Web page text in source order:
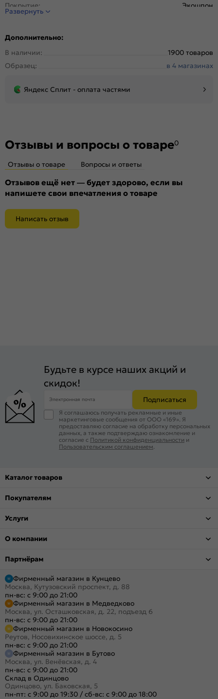
Покрытие:
Экошпон
Развернуть
Дополнительно:
В наличии:
1900 товаров
Образец:
в 4 магазинах
Яндекс Сплит - оплата частями
Отзывы и вопросы о товаре0
Отзывы о товаре Вопросы и ответы
Отзывов ещё нет — будет здорово, если вы
напишете свои впечатления о товаре
Написать отзыв
Будьте в курсе наших акций и
скидок!
Электронная почта Подписаться
Я соглашаюсь получать рекламные и иные
маркетинговые сообщения от ООО «169». Я
предоставляю согласие на обработку персональных
данных, а также подтверждаю ознакомление и
согласие с Политикой конфиденциальности и
Пользовательским соглашением
Каталог товаров
Покупателям
Услуги
О компании
Партнёрам
Фирменный магазин в Кунцево
Москва, Кутузовский проспект, д. 88
пн-вс: с 9:00 до 21:00
Фирменный магазин в Медведково
Москва, ул. Осташковская, д. 22, подъезд 6
пн-вс: с 9:00 до 21:00
Фирменный магазин в Новокосино
Реутов, Носовихинское шоссе, д. 5
пн-вс: с 9:00 до 21:00
Фирменный магазин в Бутово
Москва, ул. Венёвская, д. 4
пн-вс: с 9:00 до 21:00
Склад в Одинцово
Одинцово, ул. Баковская, 5
пн-пт: с 9:00 до 19:30 / сб-вс: с 9:00 до 18:00